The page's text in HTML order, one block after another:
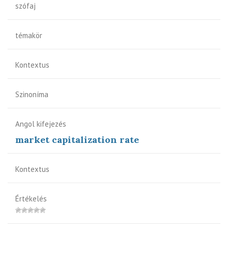
szófaj
témakör
Kontextus
Szinoníma
Angol kifejezés
market capitalization rate
Kontextus
Értékelés